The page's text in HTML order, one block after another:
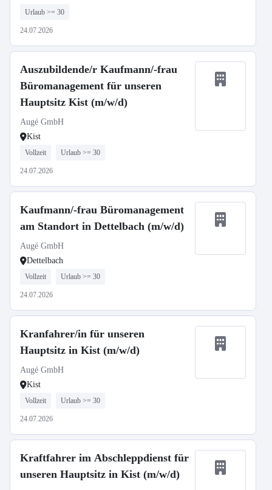
Urlaub >= 30
24.07.2026
Auszubildende/r Kaufmann/-frau
Büromanagement für unseren
Hauptsitz Kist (m/w/d)
Augé GmbH
Kist
Vollzeit Urlaub >= 30
24.07.2026
Kaufmann/-frau Büromanagement
am Standort in Dettelbach (m/w/d)
Augé GmbH
Dettelbach
Vollzeit Urlaub >= 30
24.07.2026
Kranfahrer/in für unseren
Hauptsitz in Kist (m/w/d)
Augé GmbH
Kist
Vollzeit Urlaub >= 30
24.07.2026
Kraftfahrer im Abschleppdienst für
unseren Hauptsitz in Kist (m/w/d)